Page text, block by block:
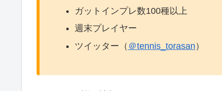
ガットインプレ数100種以上
週末プレイヤー
ツイッター（ ＠tennis_torasan ）